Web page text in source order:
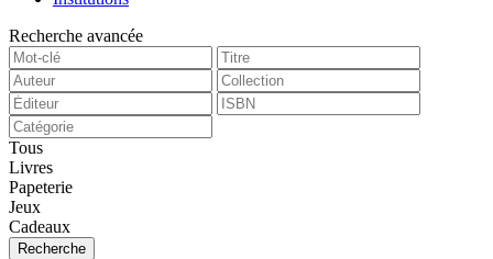
Recherche avancée
Tous
Livres
Papeterie
Jeux
Cadeaux
Recherche